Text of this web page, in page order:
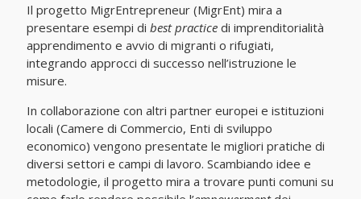
Il progetto MigrEntrepreneur (MigrEnt) mira a
presentare esempi di best practice di imprenditorialità
apprendimento e avvio di migranti o rifugiati,
integrando approcci di successo nell’istruzione le
misure.
In collaborazione con altri partner europei e istituzioni
locali (Camere di Commercio, Enti di sviluppo
economico) vengono presentate le migliori pratiche di
diversi settori e campi di lavoro. Scambiando idee e
metodologie, il progetto mira a trovare punti comuni su